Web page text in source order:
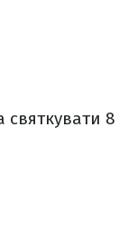
святкувати 8